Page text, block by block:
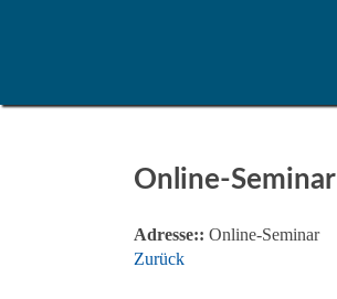
Online-Seminar
Adresse:: Online-Seminar
Zurück